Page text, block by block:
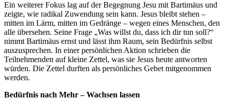
Ein weiterer Fokus lag auf der Begegnung Jesu mit Bartimäus und
zeigte, wie radikal Zuwendung sein kann. Jesus bleibt stehen –
mitten im Lärm, mitten im Gedränge – wegen eines Menschen, den
alle übersehen. Seine Frage „Was willst du, dass ich dir tun soll?“
nimmt Bartimäus ernst und lässt ihm Raum, sein Bedürfnis selbst
auszusprechen. In einer persönlichen Aktion schrieben die
Teilnehmenden auf kleine Zettel, was sie Jesus heute antworten
würden. Die Zettel durften als persönliches Gebet mitgenommen
werden.
Bedürfnis nach Mehr – Wachsen lassen